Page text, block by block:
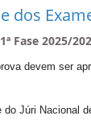
dos
Fase 2025/
devem ser
do Júri Nacional